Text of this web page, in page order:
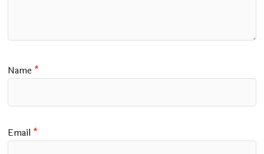
Name *
Email *